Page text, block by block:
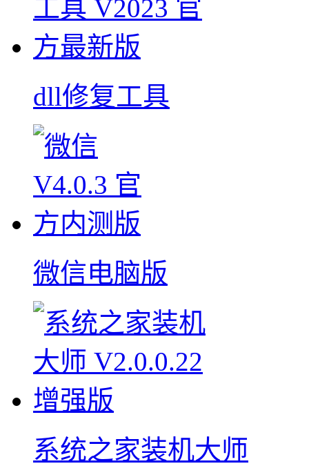
dll修复工具
微信电脑版
系统之家装机大师